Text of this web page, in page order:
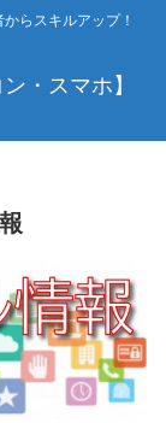
らスキルアップ！
・スマホ】